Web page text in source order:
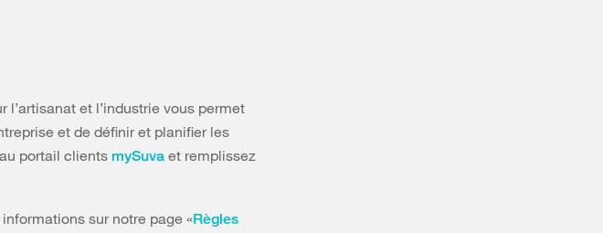
et l’industrie vous permet
et de définir et planifier les
portail clients mySuva et remplissez
sur notre page «Règles